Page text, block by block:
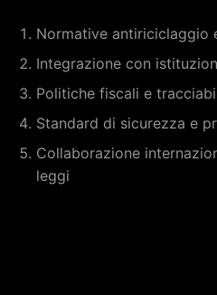
Normative antiriciclaggio
Integrazione con
Politiche fiscali e
Standard di sicurezza e
Collaborazione
leggi